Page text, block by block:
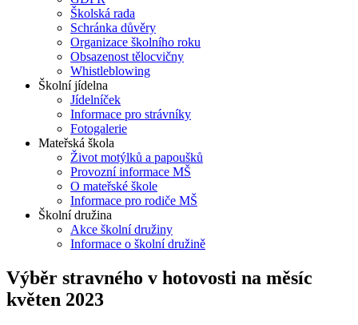
Školská rada
Schránka důvěry
Organizace školního roku
Obsazenost tělocvičny
Whistleblowing
Školní jídelna
Jídelníček
Informace pro strávníky
Fotogalerie
Mateřská škola
Život motýlků a papoušků
Provozní informace MŠ
O mateřské škole
Informace pro rodiče MŠ
Školní družina
Akce školní družiny
Informace o školní družině
Výběr stravného v hotovosti na měsíc
květen 2023